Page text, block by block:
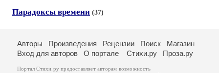
Парадоксы времени (37)
Авторы Произведения Рецензии Поиск
Магазин
Вход для авторов
О портале Стихи.ру Проза.ру
Портал Стихи.ру предоставляет авторам возможность